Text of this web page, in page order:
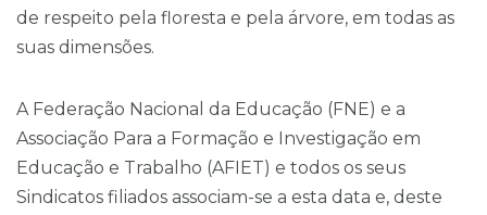
de respeito pela floresta e pela árvore, em todas as
suas dimensões.
A Federação Nacional da Educação (FNE) e a
Associação Para a Formação e Investigação em
Educação e Trabalho (AFIET) e todos os seus
Sindicatos filiados associam-se a esta data e, deste